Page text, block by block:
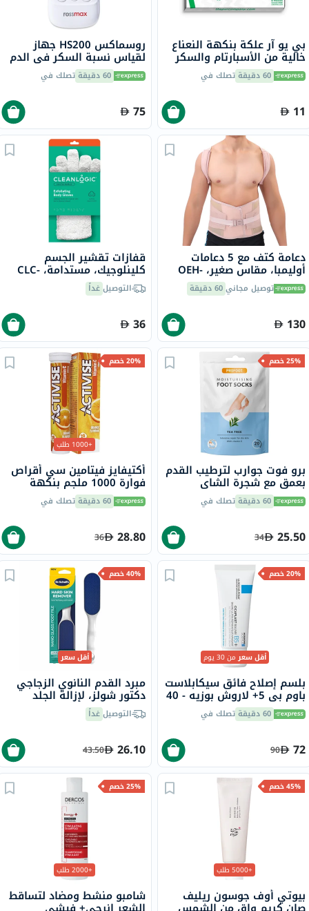
بي يو آر علكة بنكهة النعناع
خالية من الأسبارتام والسكر
مع إكسيليتول، 9 قطع
60 دقيقة تصلك في
11
روسماكس HS200 جهاز
لقياس نسبة السكر في الدم
مع شرائط للتحكم في مرض
السكري60 دقيقة تصلك في
75
دعامة كتف مع 5 دعامات
أوليمبا، مقاس صغير، OEH-
411 توصيل مجاني60 دقيقة
130
قفازات تقشير الجسم
كلينلوجيك، مستدامة، CLC-
121-48
التوصيلغداً
36
25% خصم
برو فوت جوارب لترطيب القدم
بعمق مع شجرة الشاي
وفيتامين E لإصلاح البشرة
الجافة،حزمه من زوج واحد
60 دقيقة تصلك في
25.50
34
20% خصم
+1000 طلب
أكتيفايز فيتامين سي أقراص
فوارة 1000 ملجم بنكهة
البرتقال حزمة من 20
60 دقيقة تصلك في
28.80
36
20% خصم
أقل سعرمن 30 يوم
بلسم إصلاح فائق سيكابلاست
باوم بي 5+ لاروش بوزيه - 40
مل 60 دقيقة تصلك في
72
90
40% خصم
أقل سعر
مبرد القدم النانوي الزجاجي
دكتور شولز، لإزالة الجلد
الصلبالتوصيلغداً
26.10
43.50
45% خصم
+5000 طلب
بيوتي أوف جوسون ريليف
25% خصم
+2000 طلب
شامبو منشط ومضاد لتساقط